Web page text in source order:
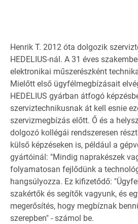
Henrik T. 2012 óta dolgozik
HEDELIUS-nál. A 31 éves
elektronikai műszerészként
Mielőtt első ügyfélmegbízásait
HEDELIUS gyárban átfogó
szerviztechnikusnak át kell esnie
szervizmegbízás előtt. Ő és a
dolgozó kollégái rendszeresen
külső képzéseken is, például a
gyártóinál: "Mindig naprakészek
folyamatosan fejlődünk a
hangsúlyozza. Ez kifizetődő:
szakértők és segítők vagyunk, és
megerősítés, hogy megbíznak
szerepben" - számol be.